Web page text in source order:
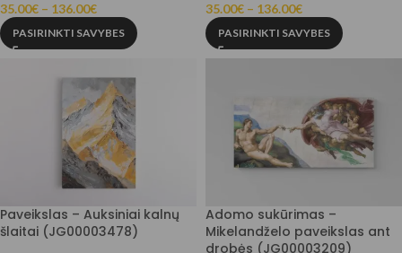
35.00€ – 136.00€
PASIRINKTI SAVYBES
35.00€ – 136.00€
PASIRINKTI SAVYBES
Paveikslas – Auksiniai kalnų
šlaitai (JG00003478)
Adomo sukūrimas –
Mikelandželo paveikslas ant
drobės (JG00003209)